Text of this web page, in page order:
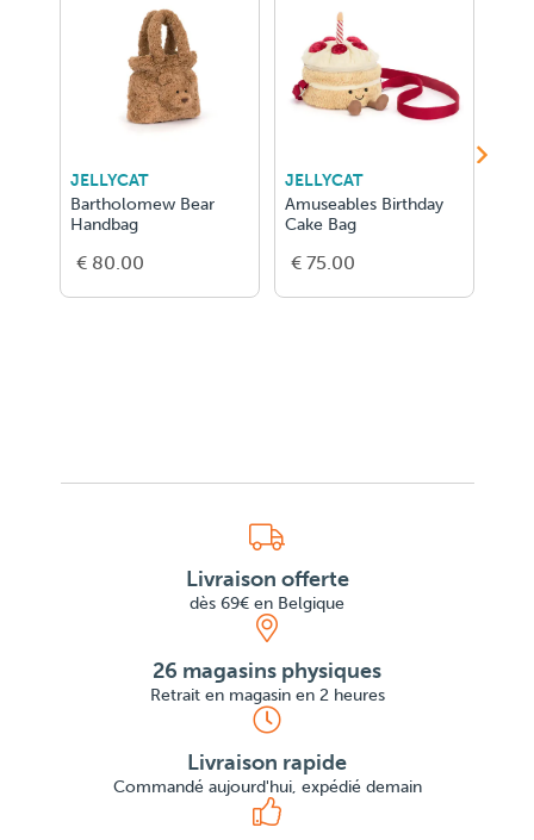
JELLYCAT
Bartholomew Bear
Handbag
€ 80.00
JELLYCAT
Amuseables Birthday
Cake Bag
€ 75.00
Livraison offerte
dès 69€ en Belgique
26 magasins physiques
Retrait en magasin en 2 heures
Livraison rapide
Commandé aujourd'hui, expédié demain